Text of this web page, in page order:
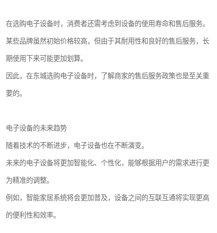
在选购电子设备时，消费者还需考虑到设备的使用寿命和售后服务。
某些品牌虽然初始价格较高，但由于其耐用性和良好的售后服务，长
期使用下来可能更加划算。
因此，在东城选购电子设备时，了解商家的售后服务政策也是至关重
要的。
电子设备的未来趋势
随着技术的不断进步，电子设备也在不断演变。
未来的电子设备将更加智能化、个性化，能够根据用户的需求进行更
为精准的调整。
例如，智能家居系统将会更加普及，设备之间的互联互通将实现更高
的便利性和效率。